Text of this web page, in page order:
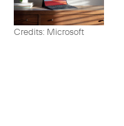
Credits: Microsoft